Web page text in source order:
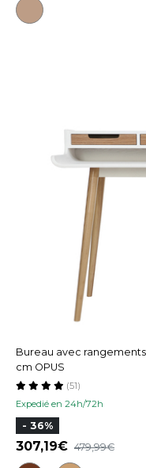
Bureau avec
cm OPUS
Expedié en 24h/72h
(51)
- 36%
307,19 479,99